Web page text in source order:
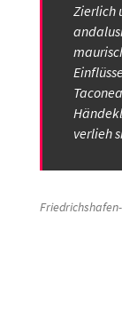
Zierlich
verlieh